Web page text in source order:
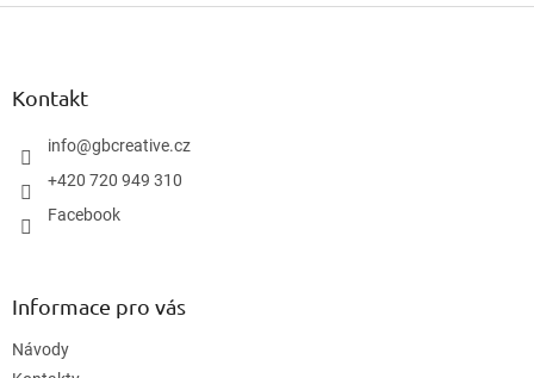
Z
Kontakt
info@gbcreative.cz
+420 720 949 310
Facebook
Informace pro vás
Návody